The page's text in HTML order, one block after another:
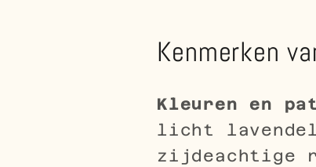
Kenmerken
Kleuren en
licht
zijdeachtige